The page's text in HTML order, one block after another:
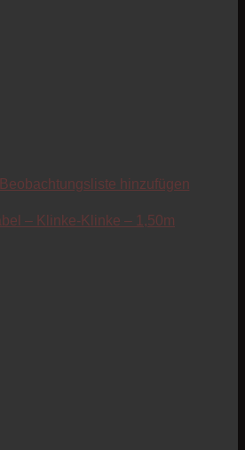
hinzufügen
– Klinke-Klinke – 1,50m